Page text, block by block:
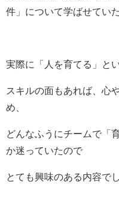
件」について学ばせてい
実際に「人を育てる」と
スキルの面もあれば、心
め、
どんなふうにチームで「
か迷っていたので
とても興味のある内容でし